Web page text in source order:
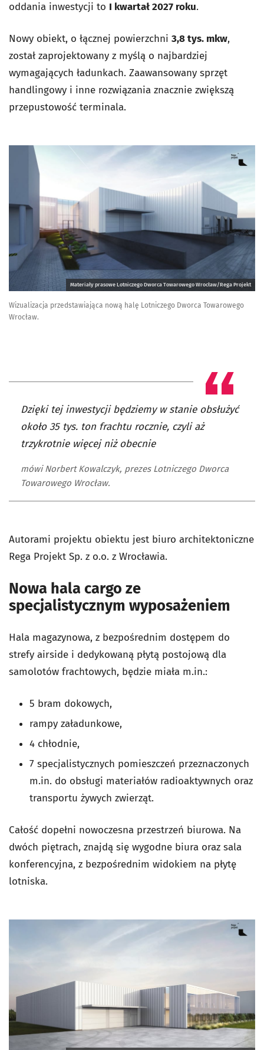
oddania inwestycji to I kwartał 2027 roku.
Nowy obiekt, o łącznej powierzchni 3,8 tys. mkw,
został zaprojektowany z myślą o najbardziej
wymagających ładunkach. Zaawansowany sprzęt
handlingowy i inne rozwiązania znacznie zwiększą
przepustowość terminala.
Materiały prasowe Lotniczego Dworca Towarowego Wrocław/Rega Projekt
Wizualizacja przedstawiająca nową halę Lotniczego Dworca Towarowego
Wrocław.
Dzięki tej inwestycji będziemy w stanie obsłużyć
około 35 tys. ton frachtu rocznie, czyli aż
trzykrotnie więcej niż obecnie
mówi Norbert Kowalczyk, prezes Lotniczego Dworca
Towarowego Wrocław.
Autorami projektu obiektu jest biuro architektoniczne
Rega Projekt Sp. z o.o. z Wrocławia.
Nowa hala cargo ze
specjalistycznym wyposażeniem
Hala magazynowa, z bezpośrednim dostępem do
strefy airside i dedykowaną płytą postojową dla
samolotów frachtowych, będzie miała m.in.:
5 bram dokowych,
rampy załadunkowe,
4 chłodnie,
7 specjalistycznych pomieszczeń przeznaczonych
m.in. do obsługi materiałów radioaktywnych oraz
transportu żywych zwierząt.
Całość dopełni nowoczesna przestrzeń biurowa. Na
dwóch piętrach, znajdą się wygodne biura oraz sala
konferencyjna, z bezpośrednim widokiem na płytę
lotniska.